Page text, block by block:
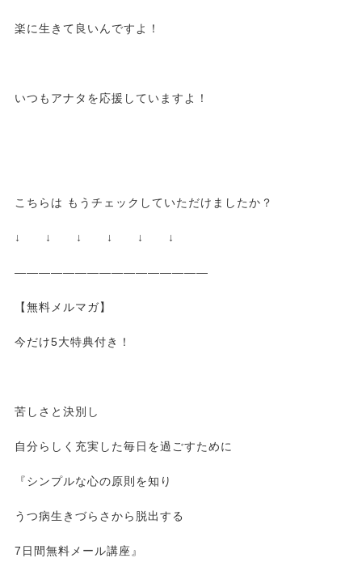
楽に生きて良いんですよ！
いつもアナタを応援していますよ！
こちらは もうチェックしていただけましたか？
↓ ↓ ↓ ↓ ↓ ↓
————————————————
【無料メルマガ】
今だけ5大特典付き！
苦しさと決別し
自分らしく充実した毎日を過ごすために
『シンプルな心の原則を知り
うつ病生きづらさから脱出する
7日間無料メール講座』